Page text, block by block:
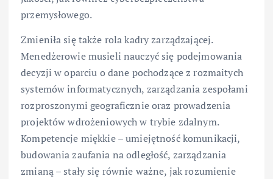
przemysłowego.
Zmieniła się także rola kadry zarządzającej.
Menedżerowie musieli nauczyć się podejmowania
decyzji w oparciu o dane pochodzące z rozmaitych
systemów informatycznych, zarządzania zespołami
rozproszonymi geograficznie oraz prowadzenia
projektów wdrożeniowych w trybie zdalnym.
Kompetencje miękkie – umiejętność komunikacji,
budowania zaufania na odległość, zarządzania
zmianą – stały się równie ważne, jak rozumienie